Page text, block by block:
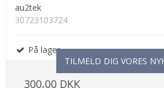
au2tek
30723103724
På lager
300,00 DKK
TILMELD DIG VORES